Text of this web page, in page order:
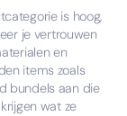
is hoog,
je vertrouwen
en
items zoals
bundels aan die
wat ze